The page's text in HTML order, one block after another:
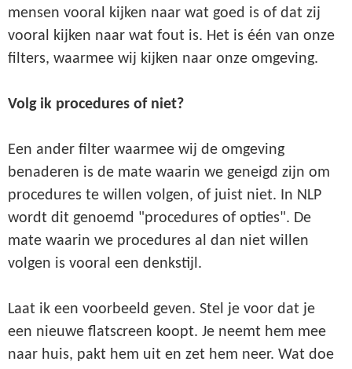
mensen vooral kijken naar wat goed is of dat zij
vooral kijken naar wat fout is. Het is één van onze
filters, waarmee wij kijken naar onze omgeving.
Volg ik procedures of niet?
Een ander filter waarmee wij de omgeving
benaderen is de mate waarin we geneigd zijn om
procedures te willen volgen, of juist niet. In NLP
wordt dit genoemd "procedures of opties". De
mate waarin we procedures al dan niet willen
volgen is vooral een denkstijl.
Laat ik een voorbeeld geven. Stel je voor dat je
een nieuwe flatscreen koopt. Je neemt hem mee
naar huis, pakt hem uit en zet hem neer. Wat doe